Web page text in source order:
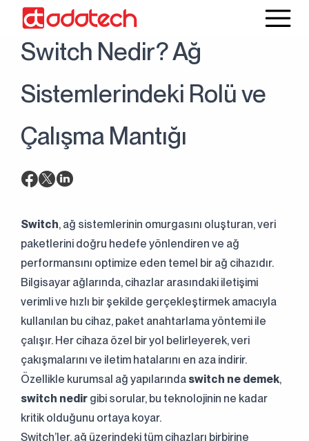
24 Haziran 2025 Blog
Switch Nedir? Ağ
Sistemlerindeki Rolü ve
Çalışma Mantığı
Switch, ağ sistemlerinin omurgasını oluşturan, veri
paketlerini doğru hedefe yönlendiren ve ağ
performansını optimize eden temel bir ağ cihazıdır.
Bilgisayar ağlarında, cihazlar arasındaki iletişimi
verimli ve hızlı bir şekilde gerçekleştirmek amacıyla
kullanılan bu cihaz, paket anahtarlama yöntemi ile
çalışır. Her cihaza özel bir yol belirleyerek, veri
çakışmalarını ve iletim hatalarını en aza indirir.
Özellikle kurumsal ağ yapılarında switch ne demek,
switch nedir gibi sorular, bu teknolojinin ne kadar
kritik olduğunu ortaya koyar.
Switch’ler, ağ üzerindeki tüm cihazları birbirine